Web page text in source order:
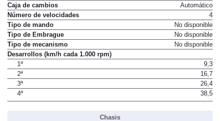
Caja de cambios
Automático
Número de velocidades
4
Tipo de mando
No disponible
Tipo de Embrague
No disponible
Tipo de mecanismo
No disponible
Desarrollos (km/h cada 1.000 rpm)
1ª
9,3
2ª
16,7
3ª
26,4
4ª
38,5
Chasis